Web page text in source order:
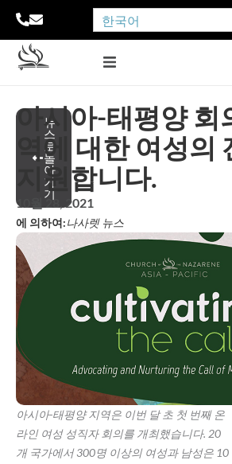
한국어
뉴
스
로
돌
아
가
기
아시아-태평양 회
역에 대한 여성의
지원합니다.
10월 28, 2021
에 의하여:나사렛 뉴스
아시아-태평양 지역은 이번 달 초 첫 번째 온
라인 여성 성직자 회의를 개최했습니다. 20
개 국가에서 300명 이상의 여성과 남성은 10